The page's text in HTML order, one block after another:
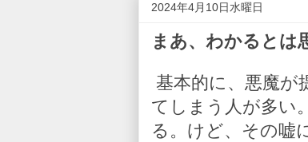
2024年4月10日水曜日
まあ、わかるとは
基本的に、悪魔が
てしまう人が多い
る。けど、その嘘